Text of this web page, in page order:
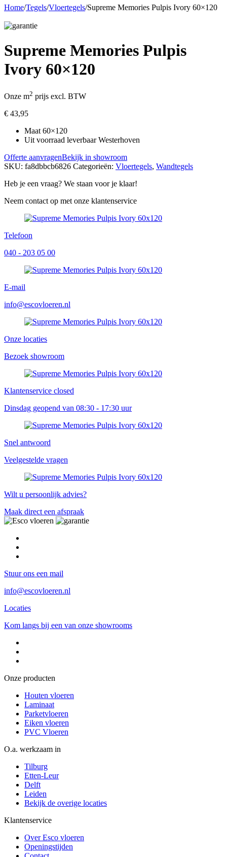
Home/Tegels/Vloertegels/Supreme Memories Pulpis Ivory 60×120
Supreme Memories Pulpis
Ivory 60×120
Onze m2 prijs excl. BTW
€ 43,95
Maat 60×120
Uit voorraad leverbaar Westerhoven
Offerte aanvragenBekijk in showroom
SKU: fa8dbbcb6826 Categorieën: Vloertegels, Wandtegels
Heb je een vraag? We staan voor je klaar!
Neem contact op met onze klantenservice
Telefoon
040 - 203 05 00
E-mail
info@escovloeren.nl
Onze locaties
Bezoek showroom
Klantenservice closed
Dinsdag geopend van 08:30 - 17:30 uur
Snel antwoord
Veelgestelde vragen
Wilt u persoonlijk advies?
Maak direct een afspraak
Stuur ons een mail
info@escovloeren.nl
Locaties
Kom langs bij een van onze showrooms
Onze producten
Houten vloeren
Laminaat
Parketvloeren
Eiken vloeren
PVC Vloeren
O.a. werkzaam in
Tilburg
Etten-Leur
Delft
Leiden
Bekijk de overige locaties
Klantenservice
Over Esco vloeren
Openingstijden